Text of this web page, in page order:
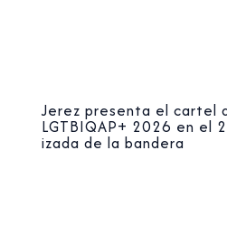
Jerez presenta el cartel
LGTBIQAP+ 2026 en el
izada de la bandera